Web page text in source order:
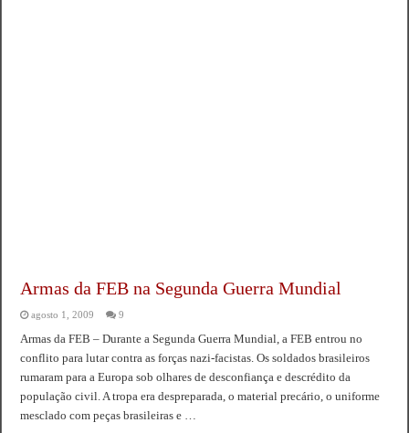
Armas da FEB na Segunda Guerra Mundial
agosto 1, 2009 9
Armas da FEB – Durante a Segunda Guerra Mundial, a FEB entrou no
conflito para lutar contra as forças nazi-facistas. Os soldados brasileiros
rumaram para a Europa sob olhares de desconfiança e descrédito da
população civil. A tropa era despreparada, o material precário, o uniforme
mesclado com peças brasileiras e …